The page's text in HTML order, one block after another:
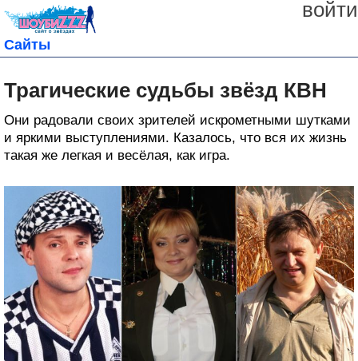
войти
Сайты
Трагические судьбы звёзд КВН
Они радовали своих зрителей искрометными шутками
и яркими выступлениями. Казалось, что вся их жизнь
такая же легкая и весёлая, как игра.